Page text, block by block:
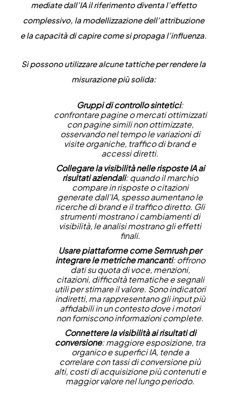
mediate dall’IA il riferimento diventa l’effetto
complessivo, la modellizzazione dell’attribuzione
e la capacità di capire come si propaga l’influenza.
Si possono utilizzare alcune tattiche per rendere la
misurazione più solida:
Gruppi di controllo sintetici:
confrontare pagine o mercati ottimizzati
con pagine simili non ottimizzate,
osservando nel tempo le variazioni di
visite organiche, traffico di brand e
accessi diretti.
Collegare la visibilità nelle risposte IA ai
risultati aziendali: quando il marchio
compare in risposte o citazioni
generate dall’IA, spesso aumentano le
ricerche di brand e il traffico diretto. Gli
strumenti mostrano i cambiamenti di
visibilità, le analisi mostrano gli effetti
finali.
Usare piattaforme come Semrush per
integrare le metriche mancanti: offrono
dati su quota di voce, menzioni,
citazioni, difficoltà tematiche e segnali
utili per stimare il valore. Sono indicatori
indiretti, ma rappresentano gli input più
affidabili in un contesto dove i motori
non forniscono informazioni complete.
Connettere la visibilità ai risultati di
conversione: maggiore esposizione, tra
organico e superfici IA, tende a
correlare con tassi di conversione più
alti, costi di acquisizione più contenuti e
maggior valore nel lungo periodo.